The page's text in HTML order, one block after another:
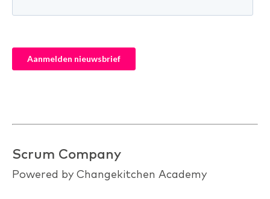
Scrum Company
Powered by Changekitchen Academy